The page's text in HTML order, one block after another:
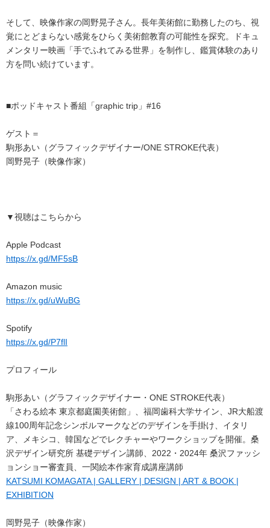
そして、映像作家の岡野晃子さん。長年美術館に勤務したのち、視
覚にとどまらない感覚をひらく美術館教育の可能性を探究。ドキュ
メンタリー映画「手でふれてみる世界」を制作し、鑑賞体験のあり
方を問い続けています。
■ポッドキャスト番組「graphic trip」#16
ゲスト＝
駒形あい（グラフィックデザイナー/ONE STROKE代表）
岡野晃子（映像作家）
▼視聴はこちらから
Apple Podcast
https://x.gd/MF5sB
Amazon music
https://x.gd/uWuBG
Spotify
https://x.gd/P7flI
プロフィール
駒形あい（グラフィックデザイナー・ONE STROKE代表）
「さわる絵本 東京都庭園美術館」、福岡歯科大学サイン、JR大船渡
線100周年記念シンボルマークなどのデザインを手掛け、イタリ
ア、メキシコ、韓国などでレクチャーやワークショップを開催。桑
沢デザイン研究所 基礎デザイン講師、2022・2024年 桑沢ファッシ
ョンショー審査員、​​一関絵本作家育成講座講師
KATSUMI KOMAGATA | GALLERY | DESIGN | ART & BOOK |
EXHIBITION
岡野晃子（映像作家）